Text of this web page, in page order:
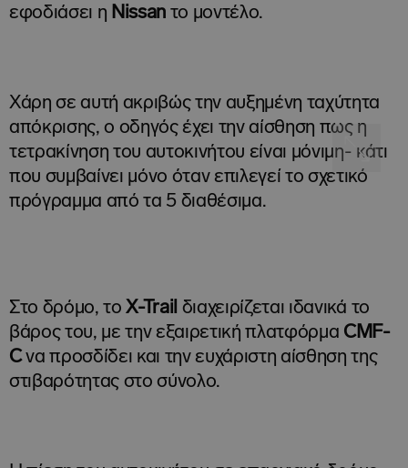
εφοδιάσει η Nissan το μοντέλο.
Χάρη σε αυτή ακριβώς την αυξημένη ταχύτητα
απόκρισης, ο οδηγός έχει την αίσθηση πως η
τετρακίνηση του αυτοκινήτου είναι μόνιμη- κάτι
που συμβαίνει μόνο όταν επιλεγεί το σχετικό
πρόγραμμα από τα 5 διαθέσιμα.
Στο δρόμο, τοX-Trail διαχειρίζεται ιδανικά το
βάρος του, με την εξαιρετική πλατφόρμα CMF-
Cνα προσδίδει και την ευχάριστη αίσθηση της
στιβαρότητας στο σύνολο.